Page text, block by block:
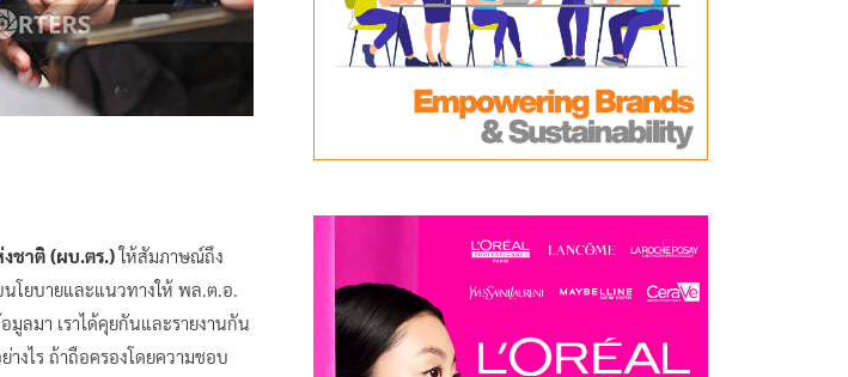
ชาติ (ผบ.ตร.)ให้สัมภาษณ์ถึง
โยบายและแนวทางให้ พล.ต.อ.
ลมา เราได้คุยกันและรายงานกัน
งไร ถ้าถือครองโดยความชอบ